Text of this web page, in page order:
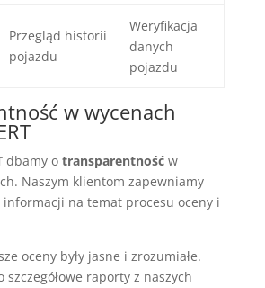
Przegląd historii
pojazdu
Weryfikacja
danych
pojazdu
w wycenach
dbamy o transparentnośćw
Naszym klientom zapewniamy
informacji na temat procesu oceny i
oceny były jasne i zrozumiałe.
szczegółowe raporty z naszych